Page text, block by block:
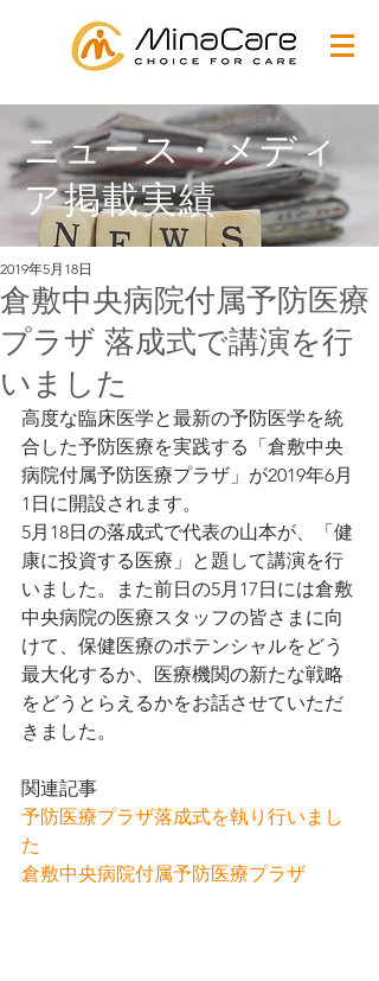
ニュース・メディ
ア掲載実績
倉敷中央病院付属予防医療
プラザ 落成式で講演を行
いました
2019年5月18日
高度な臨床医学と最新の予防医学を統
合した予防医療を実践する「倉敷中央
病院付属予防医療プラザ」が2019年6月
1日に開設されます。
5月18日の落成式で代表の山本が、「健
康に投資する医療」と題して講演を行
いました。また前日の5月17日には倉敷
中央病院の医療スタッフの皆さまに向
けて、保健医療のポテンシャルをどう
最大化するか、医療機関の新たな戦略
をどうとらえるかをお話させていただ
きました。
関連記事
予防医療プラザ落成式を執り行いまし
た
倉敷中央病院付属予防医療プラザ